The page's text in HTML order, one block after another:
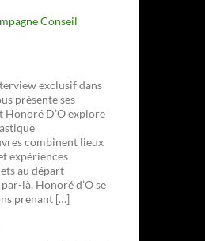
Conseil
exclusif dans
présente ses
Honoré D’O explore
combinent lieux
expériences
au départ
là, Honoré d’O se
prenant […]